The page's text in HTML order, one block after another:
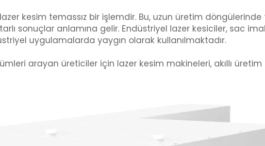
kesim temassız bir işlemdir. Bu, uzun üretim döngülerinde
sonuçlar anlamına gelir. Endüstriyel lazer kesiciler, sac
uygulamalarda yaygın olarak kullanılmaktadır.
arayan üreticiler için lazer kesim makineleri, akıllı